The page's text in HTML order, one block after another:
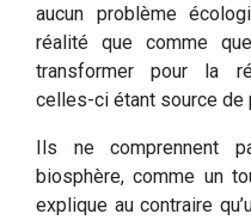
aucun problème
réalité que comme
transformer pour la
celles-ci étant source de
Ils ne comprennent
biosphère, comme un
explique au contraire